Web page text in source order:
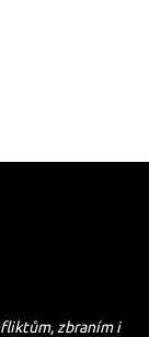
zbraním i